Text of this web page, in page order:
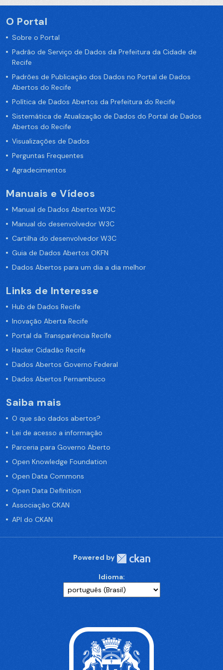
O Portal
Sobre o Portal
Padrão de Serviço de Dados da Prefeitura da Cidade de
Recife
Padrões de Publicação dos Dados no Portal de Dados
Abertos do Recife
Política de Dados Abertos da Prefeitura do Recife
Sistemática de Atualização de Dados do Portal de Dados
Abertos do Recife
Visualizações de Dados
Perguntas Frequentes
Agradecimentos
Manuais e Vídeos
Manual de Dados Abertos W3C
Manual do desenvolvedor W3C
Cartilha do desenvolvedor W3C
Guia de Dados Abertos OKFN
Dados Abertos para um dia a dia melhor
Links de Interesse
Hub de Dados Recife
Inovação Aberta Recife
Portal da Transparência Recife
Hacker Cidadão Recife
Dados Abertos Governo Federal
Dados Abertos Pernambuco
Saiba mais
O que são dados abertos?
Lei de acesso a informação
Parceria para Governo Aberto
Open Knowledge Foundation
Open Data Commons
Open Data Definition
Associação CKAN
API do CKAN
Powered by
Idioma